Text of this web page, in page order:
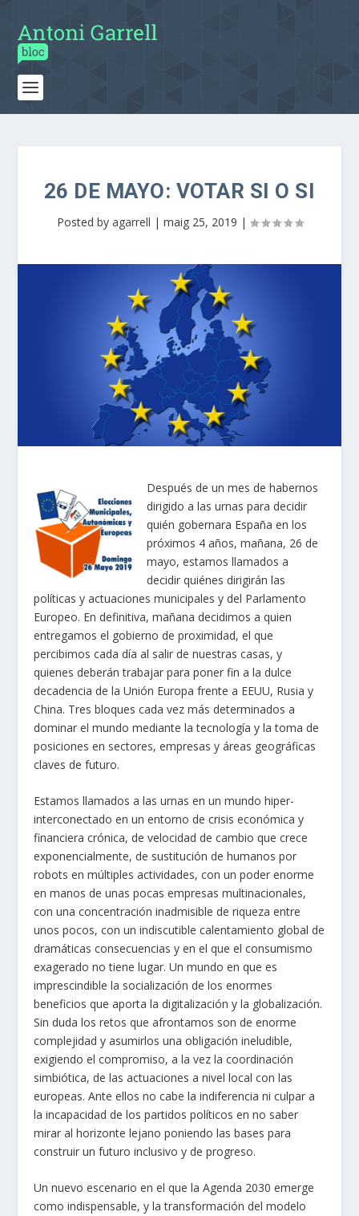
26 DE MAYO: VOTAR SI O SI
Posted by agarrell | maig 25, 2019 |
Después de un mes de habernos
dirigido a las urnas para decidir
quién gobernara España en los
próximos 4 años, mañana, 26 de
mayo, estamos llamados a
decidir quiénes dirigirán las
políticas y actuaciones municipales y del Parlamento
Europeo. En definitiva, mañana decidimos a quien
entregamos el gobierno de proximidad, el que
percibimos cada día al salir de nuestras casas, y
quienes deberán trabajar para poner fin a la dulce
decadencia de la Unión Europa frente a EEUU, Rusia y
China. Tres bloques cada vez más determinados a
dominar el mundo mediante la tecnología y la toma de
posiciones en sectores, empresas y áreas geográficas
claves de futuro.
Estamos llamados a las urnas en un mundo hiper-
interconectado en un entorno de crisis económica y
financiera crónica, de velocidad de cambio que crece
exponencialmente, de sustitución de humanos por
robots en múltiples actividades, con un poder enorme
en manos de unas pocas empresas multinacionales,
con una concentración inadmisible de riqueza entre
unos pocos, con un indiscutible calentamiento global de
dramáticas consecuencias y en el que el consumismo
exagerado no tiene lugar. Un mundo en que es
imprescindible la socialización de los enormes
beneficios que aporta la digitalización y la globalización.
Sin duda los retos que afrontamos son de enorme
complejidad y asumirlos una obligación ineludible,
exigiendo el compromiso, a la vez la coordinación
simbiótica, de las actuaciones a nivel local con las
europeas. Ante ellos no cabe la indiferencia ni culpar a
la incapacidad de los partidos políticos en no saber
mirar al horizonte lejano poniendo las bases para
construir un futuro inclusivo y de progreso.
Un nuevo escenario en el que la Agenda 2030 emerge
como indispensable, y la transformación del modelo